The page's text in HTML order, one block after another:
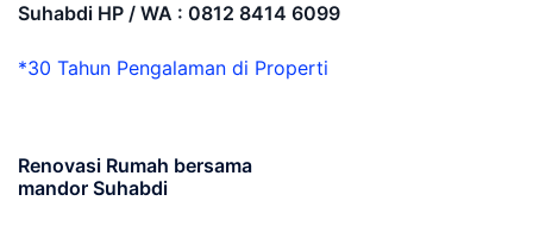
Suhabdi HP / WA : 0812 8414 6099
*30 Tahun Pengalaman di Properti
Renovasi Rumah bersama
mandor Suhabdi